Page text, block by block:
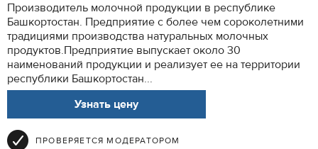
Производитель молочной продукции в республике
Башкортостан. Предприятие с более чем сороколетними
традициями производства натуральных молочных
продуктов.Предприятие выпускает около 30
наименований продукции и реализует ее на территории
республики Башкортостан...
Узнать цену
ПРОВЕРЯЕТСЯ МОДЕРАТОРОМ